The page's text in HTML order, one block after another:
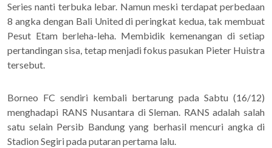
Series nanti terbuka lebar. Namun meski terdapat perbedaan
8 angka dengan Bali United di peringkat kedua, tak membuat
Pesut Etam berleha-leha. Membidik kemenangan di setiap
pertandingan sisa, tetap menjadi fokus pasukan Pieter Huistra
tersebut.
Borneo FC sendiri kembali bertarung pada Sabtu (16/12)
menghadapi RANS Nusantara di Sleman. RANS adalah salah
satu selain Persib Bandung yang berhasil mencuri angka di
Stadion Segiri pada putaran pertama lalu.